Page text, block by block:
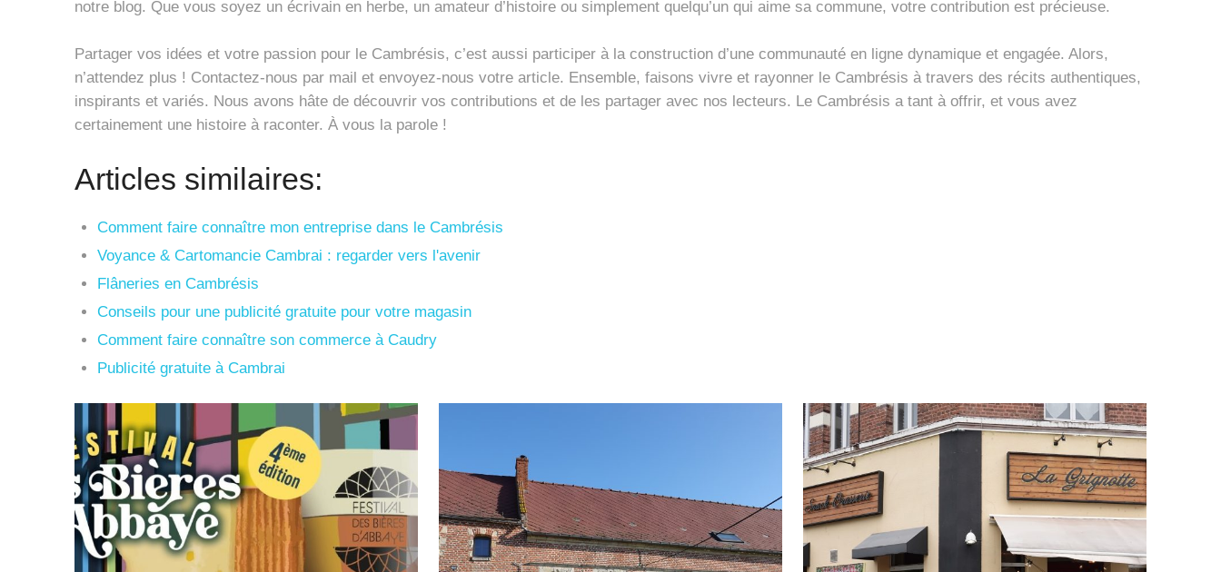
notre blog. Que vous soyez un écrivain en herbe, un amateur d’histoire ou simplement quelqu’un qui aime sa commune, votre contribution est précieuse.
Partager vos idées et votre passion pour le Cambrésis, c’est aussi participer à la construction d’une communauté en ligne dynamique et engagée. Alors,
n’attendez plus ! Contactez-nous par mail et envoyez-nous votre article. Ensemble, faisons vivre et rayonner le Cambrésis à travers des récits authentiques,
inspirants et variés. Nous avons hâte de découvrir vos contributions et de les partager avec nos lecteurs. Le Cambrésis a tant à offrir, et vous avez
certainement une histoire à raconter. À vous la parole !
Articles similaires:
Comment faire connaître mon entreprise dans le Cambrésis
Voyance & Cartomancie Cambrai : regarder vers l'avenir
Flâneries en Cambrésis
Conseils pour une publicité gratuite pour votre magasin
Comment faire connaître son commerce à Caudry
Publicité gratuite à Cambrai